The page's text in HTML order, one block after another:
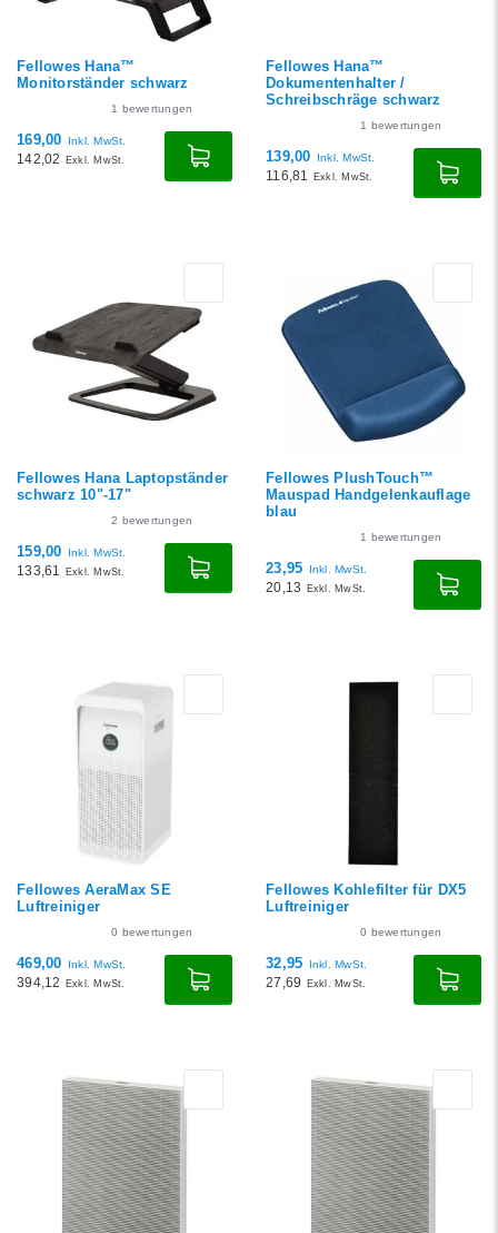
Fellowes Hana™
Monitorständer schwarz
1 bewertungen
169,00 Inkl. MwSt.
142,02 Exkl. MwSt.
Fellowes Hana™
Dokumentenhalter /
Schreibschräge schwarz
1 bewertungen
139,00 Inkl. MwSt.
116,81 Exkl. MwSt.
Fellowes Hana Laptopständer
schwarz 10"-17"
2 bewertungen
159,00 Inkl. MwSt.
133,61 Exkl. MwSt.
Fellowes PlushTouch™
Mauspad Handgelenkauflage
blau
1 bewertungen
23,95 Inkl. MwSt.
20,13 Exkl. MwSt.
Fellowes AeraMax SE
Luftreiniger
0 bewertungen
469,00 Inkl. MwSt.
394,12 Exkl. MwSt.
Fellowes Kohlefilter für DX5
Luftreiniger
0 bewertungen
32,95 Inkl. MwSt.
27,69 Exkl. MwSt.